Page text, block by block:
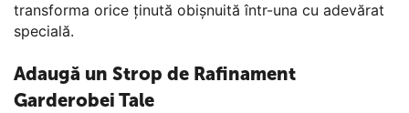
transforma orice ținută obișnuită într-una cu adevărat
specială.
Adaugă un Strop de Rafinament
Garderobei Tale